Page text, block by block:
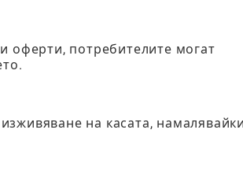
оферти, потребителите могат
на касата,